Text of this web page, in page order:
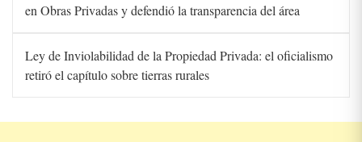
en Obras Privadas y defendió la transparencia del área
Ley de Inviolabilidad de la Propiedad Privada: el oficialismo
retiró el capítulo sobre tierras rurales